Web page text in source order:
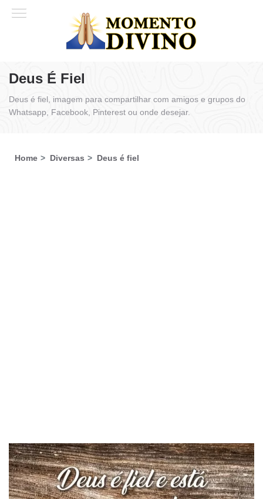
Deus É Fiel
Deus é fiel, imagem para compartilhar com amigos e grupos do
Whatsapp, Facebook, Pinterest ou onde desejar.
Home Diversas Deus é fiel